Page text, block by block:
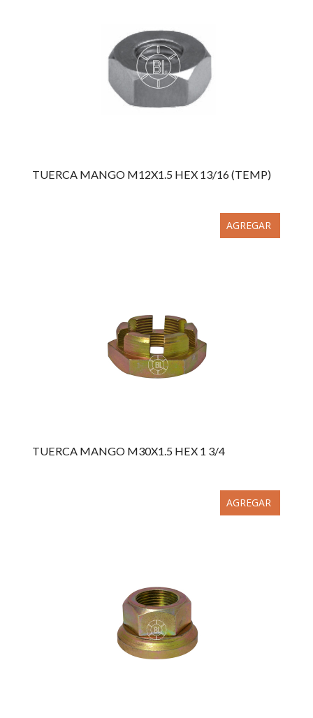
TUERCA MANGO M12X1.5 HEX 13/16 (TEMP)
AGREGAR
TUERCA MANGO M30X1.5 HEX 1 3/4
AGREGAR